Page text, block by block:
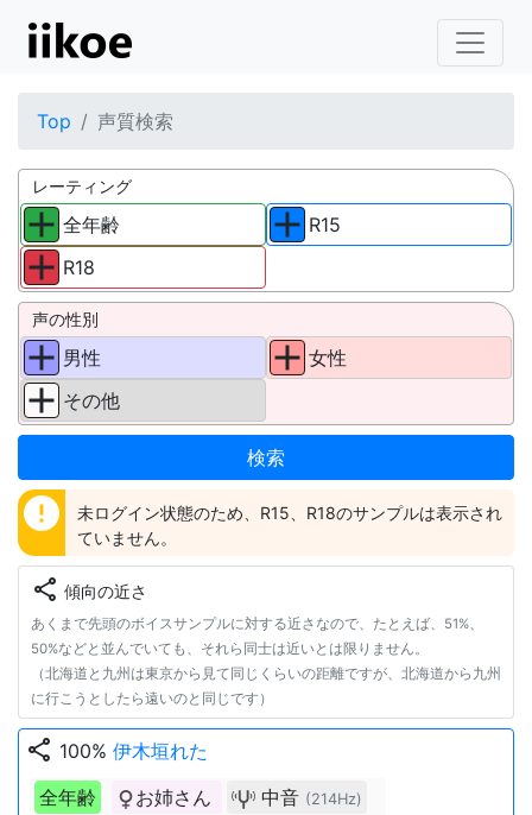
Top 声質検索
レーティング
全年齢
R18
R15
声の性別
男性
その他
女性
error
未ログイン状態のため、R15、R18のサンプルは表示され
ていません。
share 傾向の近さ
あくまで先頭のボイスサンプルに対する近さなので、たとえば、51%、
50%などと並んでいても、それら同士は近いとは限りません。
（北海道と九州は東京から見て同じくらいの距離ですが、北海道から九州
に行こうとしたら遠いのと同じです）
share 100% 伊木垣れた
全年齢
お姉さん 中音 (214Hz)